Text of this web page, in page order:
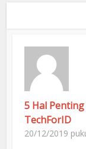
5 Hal
TechForID
20/12/2019